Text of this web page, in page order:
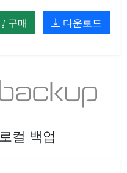
구매 다운로드
컬 백업